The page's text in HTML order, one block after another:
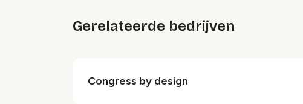
Gerelateerde bedrijven
Congress by design